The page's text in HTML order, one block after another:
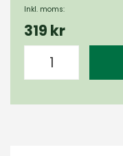
Inkl. moms:
319 kr